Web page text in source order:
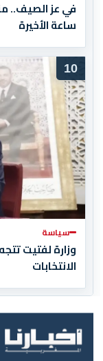
ساعة الأخيرة
10
سياسة
وزارة لفتيت
الانتخابات